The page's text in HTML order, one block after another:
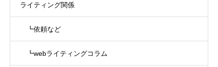
ライティング関係
┗依頼など
┗webライティングコラム